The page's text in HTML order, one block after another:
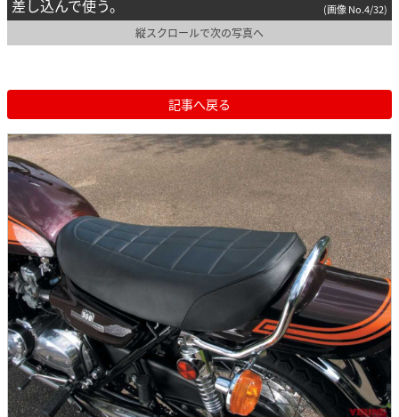
差し込んで使う。
(画像 No.4/32)
縦スクロールで次の写真へ
記事へ戻る